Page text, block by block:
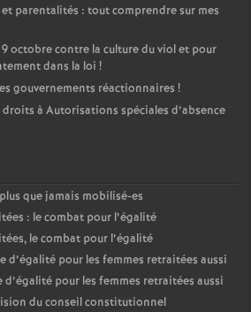
parentalités : tout comprendre sur mes
octobre contre la culture du viol et pour
dans la loi !
gouvernements réactionnaires !
à Autorisations spéciales d’absence
que jamais mobilisé-es
: le combat pour l’égalité
le combat pour l’égalité
d’égalité pour les femmes retraitées aussi
d’égalité pour les femmes retraitées aussi
du conseil constitutionnel